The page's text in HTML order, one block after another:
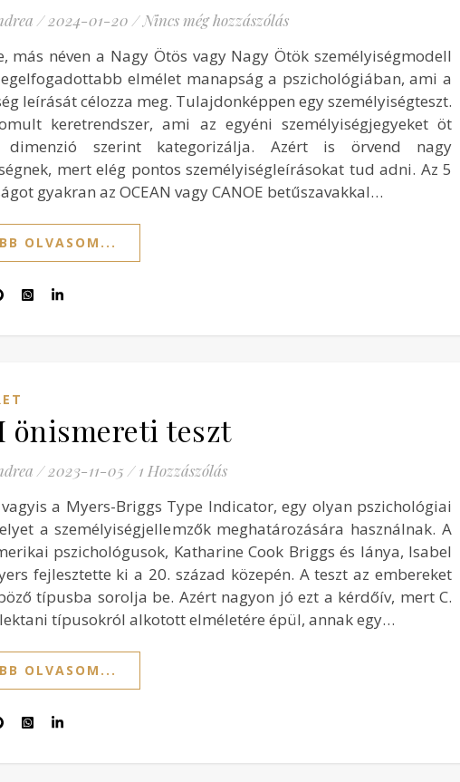
/ 2024-01-20 / Nincs még hozzászólás
más néven a Nagy Ötös vagy Nagy Ötök személyiségmodell
elmélet manapság a pszichológiában, ami a
leírását célozza meg. Tulajdonképpen egy személyiségteszt.
keretrendszer, ami az egyéni személyiségjegyeket öt
dimenzió szerint kategorizálja. Azért is örvend nagy
mert elég pontos személyiségleírásokat tud adni. Az 5
gyakran az OCEAN vagy CANOE betűszavakkal…
OLVASOM...
önismereti teszt
/ 2023-11-05 / 1 Hozzászólás
a Myers-Briggs Type Indicator, egy olyan pszichológiai
a személyiségjellemzők meghatározására használnak. A
pszichológusok, Katharine Cook Briggs és lánya, Isabel
fejlesztette ki a 20. század közepén. A teszt az embereket
típusba sorolja be. Azért nagyon jó ezt a kérdőív, mert C.
típusokról alkotott elméletére épül, annak egy…
OLVASOM...